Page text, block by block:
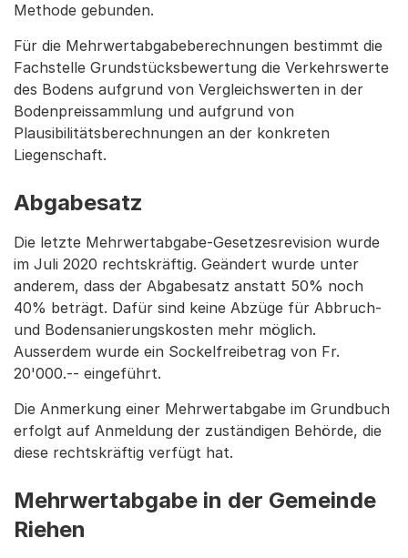
Methode gebunden.
Für die Mehrwertabgabeberechnungen bestimmt die
Fachstelle Grundstücksbewertung die Verkehrswerte
des Bodens aufgrund von Vergleichswerten in der
Bodenpreissammlung und aufgrund von
Plausibilitätsberechnungen an der konkreten
Liegenschaft.
Abgabesatz
Die letzte Mehrwertabgabe-Gesetzesrevision wurde
im Juli 2020 rechtskräftig. Geändert wurde unter
anderem, dass der Abgabesatz anstatt 50% noch
40% beträgt. Dafür sind keine Abzüge für Abbruch-
und Bodensanierungskosten mehr möglich.
Ausserdem wurde ein Sockelfreibetrag von Fr.
20'000.-- eingeführt.
Die Anmerkung einer Mehrwertabgabe im Grundbuch
erfolgt auf Anmeldung der zuständigen Behörde, die
diese rechtskräftig verfügt hat.
Mehrwertabgabe in der Gemeinde
Riehen